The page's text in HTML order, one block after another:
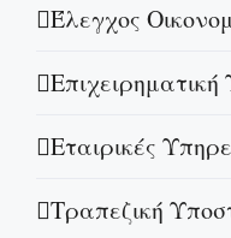
Έλεγχος
Επιχειρηματική
Εταιρικές
Τραπεζική